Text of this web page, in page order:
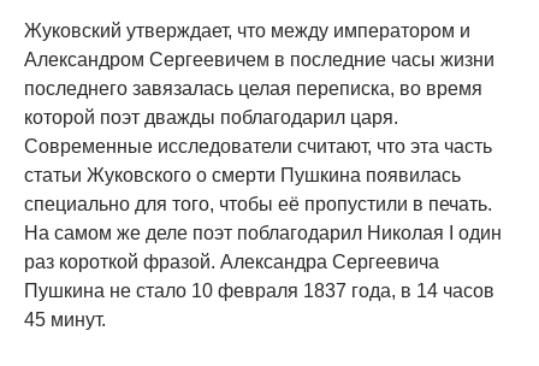
Жуковский утверждает, что между императором и
Александром Сергеевичем в последние часы жизни
последнего завязалась целая переписка, во время
которой поэт дважды поблагодарил царя.
Современные исследователи считают, что эта часть
статьи Жуковского о смерти Пушкина появилась
специально для того, чтобы её пропустили в печать.
На самом же деле поэт поблагодарил Николая I один
раз короткой фразой. Александра Сергеевича
Пушкина не стало 10 февраля 1837 года, в 14 часов
45 минут.